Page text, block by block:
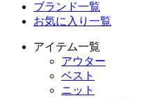
ブランド一覧
お気に入り一覧
アイテム一覧
アウター
ベスト
ニット